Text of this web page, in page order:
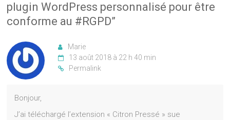
plugin WordPress personnalisé pour être
conforme au #RGPD”
Marie
13 août 2018 à 22 h 40 min
Permalink
Bonjour,
J’ai téléchargé l’extension « Citron Pressé » sue